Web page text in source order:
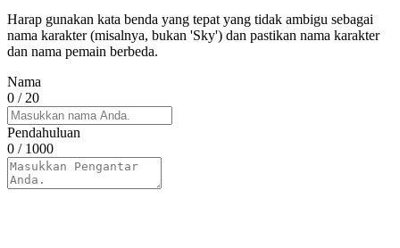
Harap gunakan kata benda yang tepat yang tidak ambigu sebagai
nama karakter (misalnya, bukan 'Sky') dan pastikan nama karakter
dan nama pemain berbeda.
Nama
0 / 20
Pendahuluan
0 / 1000